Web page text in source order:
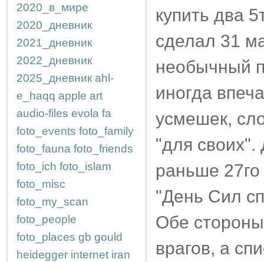
2020_в_мире
2020_дневник
2021_дневник
2022_дневник
2025_дневник ahl-
e_haqq apple art
audio-files evola fa
foto_events foto_family
foto_fauna foto_friends
foto_ich foto_islam
foto_misc
foto_my_scan
foto_people
foto_places gb gould
heidegger internet iran
купить два
сделал 31
необычный
иногда
усмешек,
"для своих".
раньше
"День Сил
Обе
врагов, а